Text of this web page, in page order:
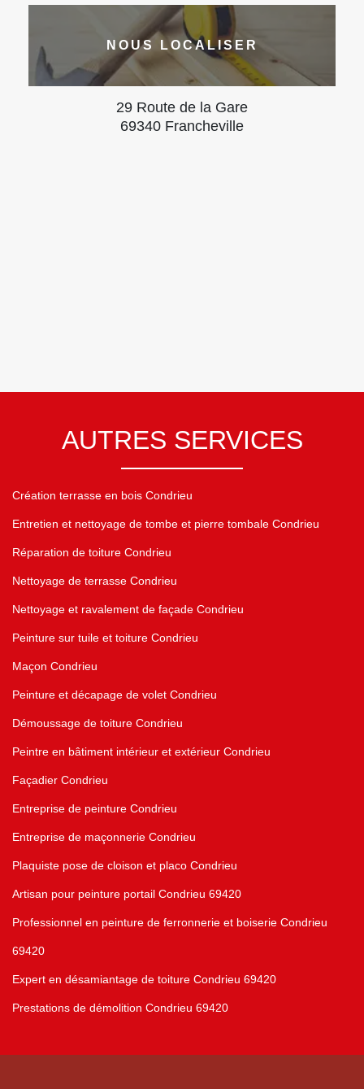
NOUS LOCALISER
29 Route de la Gare
69340 Francheville
AUTRES SERVICES
Création terrasse en bois Condrieu
Entretien et nettoyage de tombe et pierre tombale Condrieu
Réparation de toiture Condrieu
Nettoyage de terrasse Condrieu
Nettoyage et ravalement de façade Condrieu
Peinture sur tuile et toiture Condrieu
Maçon Condrieu
Peinture et décapage de volet Condrieu
Démoussage de toiture Condrieu
Peintre en bâtiment intérieur et extérieur Condrieu
Façadier Condrieu
Entreprise de peinture Condrieu
Entreprise de maçonnerie Condrieu
Plaquiste pose de cloison et placo Condrieu
Artisan pour peinture portail Condrieu 69420
Professionnel en peinture de ferronnerie et boiserie Condrieu
69420
Expert en désamiantage de toiture Condrieu 69420
Prestations de démolition Condrieu 69420